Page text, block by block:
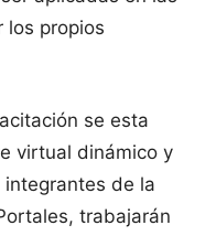
los propios
se esta
virtual dinámico y
de la
trabajarán